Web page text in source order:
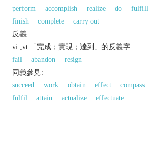
perform
accomplish realize do
fulfill
finish
complete
carry out
反義:
vi.,vt.「完成；實現；達到」的反義字
fail
abandon
resign
同義參見:
succeed
work obtain effect
compass
fulfil
attain actualize
effectuate